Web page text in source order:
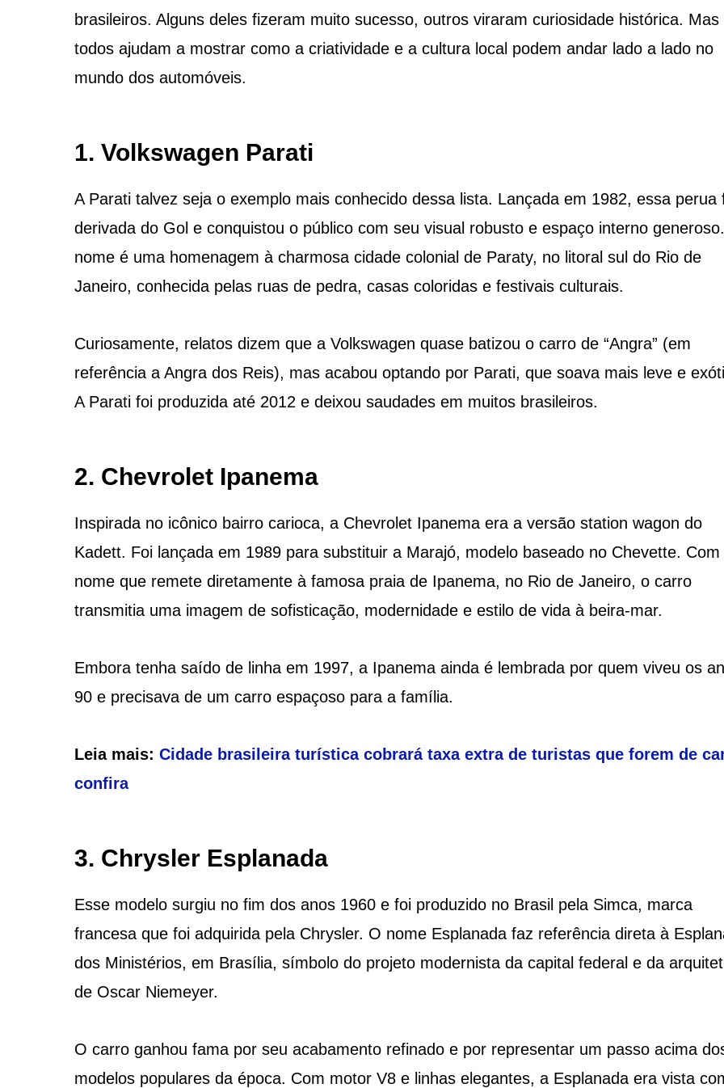
brasileiros. Alguns deles fizeram muito sucesso, outros viraram curiosidade histórica. Mas
todos ajudam a mostrar como a criatividade e a cultura local podem andar lado a lado no
mundo dos automóveis.
1. Volkswagen Parati
A Parati talvez seja o exemplo mais conhecido dessa lista. Lançada em 1982, essa perua
derivada do Gol e conquistou o público com seu visual robusto e espaço interno
nome é uma homenagem à charmosa cidade colonial de Paraty, no litoral sul do Rio de
Janeiro, conhecida pelas ruas de pedra, casas coloridas e festivais culturais.
Curiosamente, relatos dizem que a Volkswagen quase batizou o carro de “Angra” (em
referência a Angra dos Reis), mas acabou optando por Parati, que soava mais leve e
A Parati foi produzida até 2012 e deixou saudades em muitos brasileiros.
2. Chevrolet Ipanema
Inspirada no icônico bairro carioca, a Chevrolet Ipanema era a versão station wagon do
Kadett. Foi lançada em 1989 para substituir a Marajó, modelo baseado no Chevette. Com
nome que remete diretamente à famosa praia de Ipanema, no Rio de Janeiro, o carro
transmitia uma imagem de sofisticação, modernidade e estilo de vida à beira-mar.
Embora tenha saído de linha em 1997, a Ipanema ainda é lembrada por quem viveu os
90 e precisava de um carro espaçoso para a família.
Leia mais: Cidade brasileira turística cobrará taxa extra de turistas que forem de
confira
3. Chrysler Esplanada
Esse modelo surgiu no fim dos anos 1960 e foi produzido no Brasil pela Simca, marca
francesa que foi adquirida pela Chrysler. O nome Esplanada faz referência direta à
dos Ministérios, em Brasília, símbolo do projeto modernista da capital federal e da
de Oscar Niemeyer.
O carro ganhou fama por seu acabamento refinado e por representar um passo acima
modelos populares da época. Com motor V8 e linhas elegantes, a Esplanada era vista